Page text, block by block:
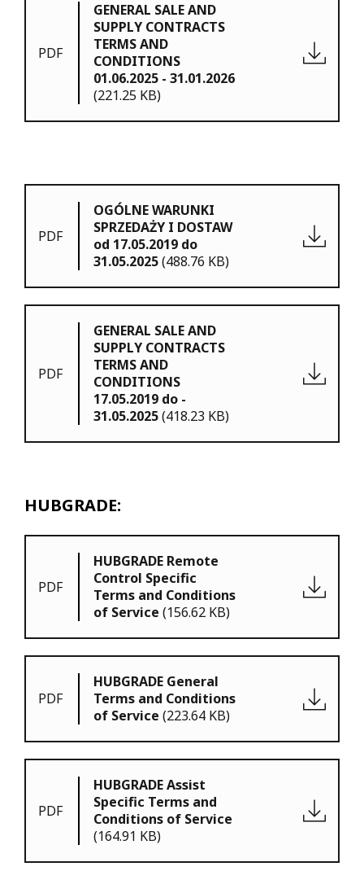
PDF
GENERAL SALE AND
SUPPLY CONTRACTS
TERMS AND
CONDITIONS
01.06.2025 - 31.01.2026
(221.25 KB)
PDF
OGÓLNE WARUNKI
SPRZEDAŻY I DOSTAW
od 17.05.2019 do
31.05.2025(488.76 KB)
PDF
GENERAL SALE AND
SUPPLY CONTRACTS
TERMS AND
CONDITIONS
17.05.2019 do -
31.05.2025(418.23 KB)
HUBGRADE:
PDF
HUBGRADE Remote
Control Specific
Terms and Conditions
of Service (156.62 KB)
PDF
HUBGRADE General
Terms and Conditions
of Service (223.64 KB)
PDF
HUBGRADE Assist
Specific Terms and
Conditions of Service
(164.91 KB)